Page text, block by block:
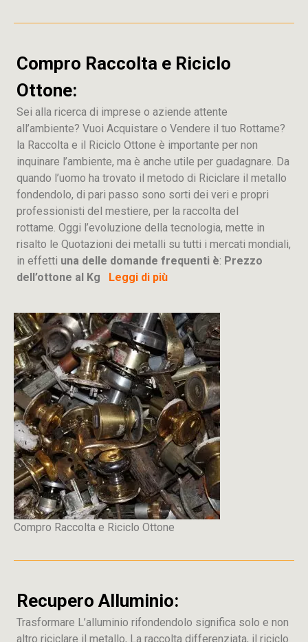
Compro Raccolta e Riciclo
Ottone:
Sei alla ricerca di imprese o aziende attente
all’ambiente? Vuoi Acquistare o Vendere il tuo Rottame?
la Raccolta e il Riciclo Ottone è importante per non
inquinare l’ambiente, ma è anche utile per guadagnare. Da
quando l’uomo ha trovato il metodo di Riciclare il metallo
fondendolo, di pari passo sono sorti dei veri e propri
professionisti del mestiere, per la raccolta del
rottame. Oggi l’evoluzione della tecnologia, mette in
risalto le Quotazioni dei metalli su tutti i mercati mondiali,
in effetti una delle domande frequenti è: Prezzo
dell’ottone al Kg Leggi di più
Compro Raccolta e Riciclo Ottone
Recupero Alluminio:
Trasformare L’alluminio rifondendolo significa solo e non
altro riciclare il metallo, La raccolta differenziata, il riciclo